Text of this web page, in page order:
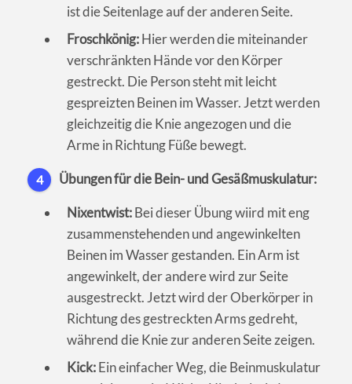
ist die Seitenlage auf der anderen Seite.
Froschkönig:Hier werden die miteinander
verschränkten Hände vor den Körper
gestreckt. Die Person steht mit leicht
gespreizten Beinen im Wasser. Jetzt werden
gleichzeitig die Knie angezogen und die
Arme in Richtung Füße bewegt.
4 Übungen für die Bein- und Gesäßmuskulatur:
Nixentwist:Bei dieser Übung wiird mit eng
zusammenstehenden und angewinkelten
Beinen im Wasser gestanden. Ein Arm ist
angewinkelt, der andere wird zur Seite
ausgestreckt. Jetzt wird der Oberkörper in
Richtung des gestreckten Arms gedreht,
während die Knie zur anderen Seite zeigen.
Kick:Ein einfacher Weg, die Beinmuskulatur